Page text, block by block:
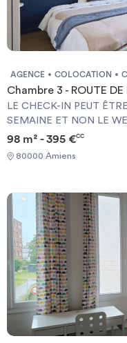
AGENCE COLOCATION
Chambre 3 - ROUTE DE
LE CHECK-IN PEUT
SEMAINE ET NON LE WEEK-END +++Vous
Garantie Visale
[ENG] CHECK-IN CAN ONLY BE DONE ON WEEKDAYS AND
NOT AT WEEKENDS +++You must provide a Visale Guarantee
98 m² - 395 €CC
80000 Amiens